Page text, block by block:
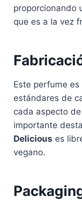
proporcionando
que es a la vez
Este perfume
estándares de
cada aspecto
importante
Delicious es
vegano.